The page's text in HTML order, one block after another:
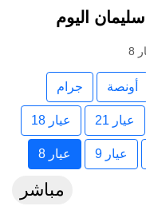
8
أونصة جرام
عيار 21 عيار 18
عيار 9 عيار 8
مباشر